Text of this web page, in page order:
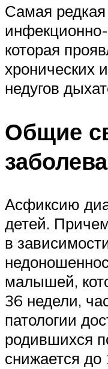
Самая
которая
хронических
недугов
Общие
Асфиксию
детей.
в
малышей,
36 недели,
патологии
родившихся
снижается до